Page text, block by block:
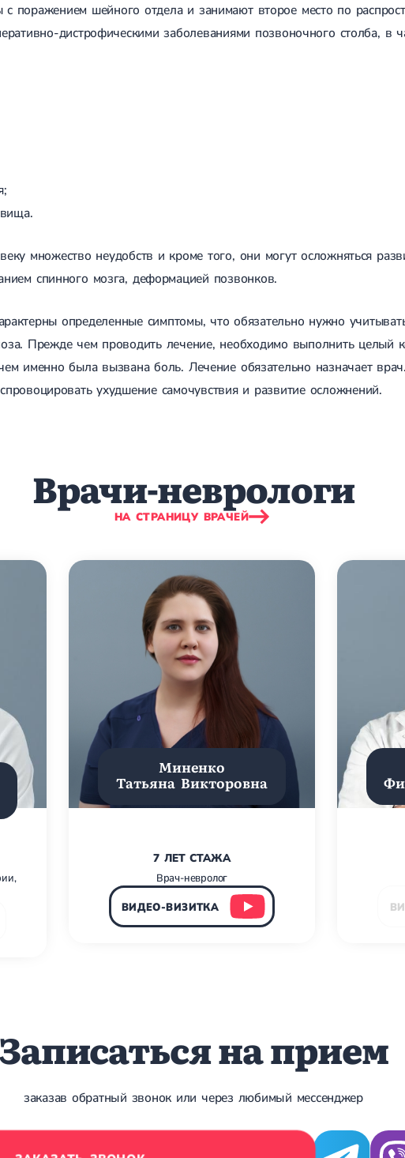
поражением шейного отдела и занимают второе место по
дистрофическими заболеваниями позвоночного столба, в
множество неудобств и кроме того, они могут осложняться
спинного мозга, деформацией позвонков.
определенные симптомы, что обязательно нужно
Прежде чем проводить лечение, необходимо выполнить целый
именно была вызвана боль. Лечение обязательно назначает
ухудшение самочувствия и развитие осложнений.
Врачи-неврологи
НА СТРАНИЦУ ВРАЧЕЙ
Миненко
Татьяна Викторовна
7 ЛЕТ СТАЖА
Врач-невролог
ВИДЕО-ВИЗИТКА
Записаться на прием
заказав обратный звонок или через любимый мессенджер